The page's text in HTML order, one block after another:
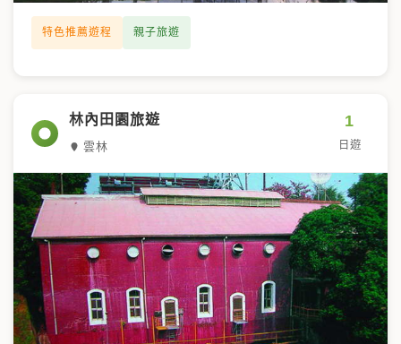
特色推薦遊程 親子旅遊
林內田園旅遊
雲林
1
日遊